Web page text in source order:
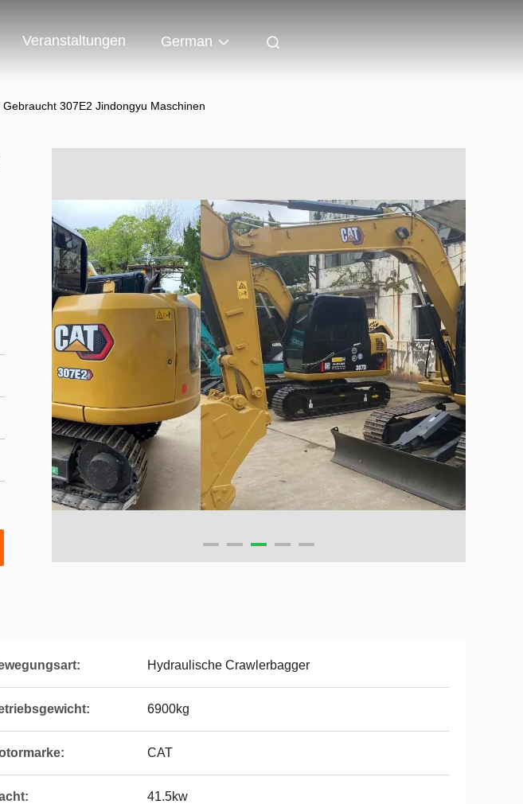
Veranstaltungen German
307E2 Jindongyu Maschinen
Hydraulische Crawlerbagger
6900kg
CAT
41.5kw